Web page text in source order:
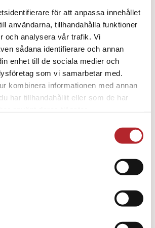
för att anpassa innehållet
användarna, tillhandahålla funktioner
och analysera vår trafik. Vi
sådana identifierare och annan
enhet till de sociala medier och
som vi samarbetar med.
kombinera informationen med annan
har tillhandahållit eller som de har
Mörk